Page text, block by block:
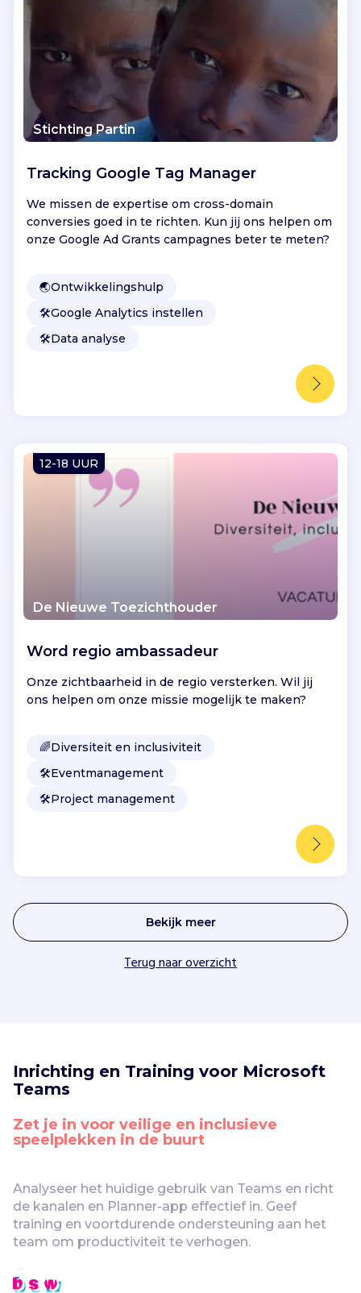
Stichting Partin
Tracking Google Tag Manager
We missen de expertise om cross-domain
conversies goed in te richten. Kun jij ons helpen om
onze Google Ad Grants campagnes beter te meten?
🌏Ontwikkelingshulp
🛠️Google Analytics instellen
🛠️Data analyse
12-18 UUR
De Nieuwe Toezichthouder
Word regio ambassadeur
Onze zichtbaarheid in de regio versterken. Wil jij
ons helpen om onze missie mogelijk te maken?
🌈Diversiteit en inclusiviteit
🛠️Eventmanagement
🛠️Project management
Bekijk meer
Terug naar overzicht
Inrichting en Training voor Microsoft
Teams
Zet je in voor veilige en inclusieve
speelplekken in de buurt
Analyseer het huidige gebruik van Teams en richt
de kanalen en Planner-app effectief in. Geef
training en voortdurende ondersteuning aan het
team om productiviteit te verhogen.